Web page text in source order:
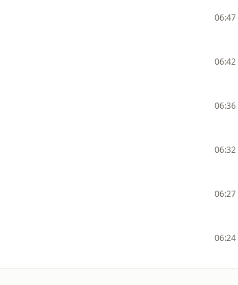
06:47
06:42
06:36
06:32
06:27
06:24